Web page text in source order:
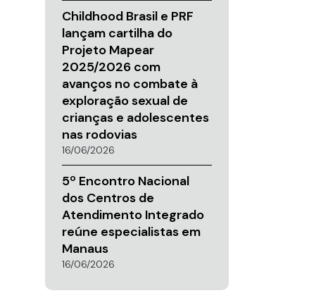
Childhood Brasil e PRF
lançam cartilha do
Projeto Mapear
2025/2026 com
avanços no combate à
exploração sexual de
crianças e adolescentes
nas rodovias
16/06/2026
5º Encontro Nacional
dos Centros de
Atendimento Integrado
reúne especialistas em
Manaus
16/06/2026